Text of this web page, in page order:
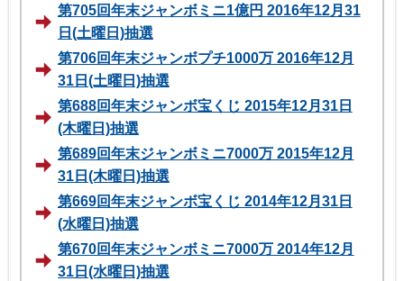
第705回年末ジャンボミニ1億円 2016年12月31
日(土曜日)抽選
第706回年末ジャンボプチ1000万 2016年12月
31日(土曜日)抽選
第688回年末ジャンボ宝くじ 2015年12月31日
(木曜日)抽選
第689回年末ジャンボミニ7000万 2015年12月
31日(木曜日)抽選
第669回年末ジャンボ宝くじ 2014年12月31日
(水曜日)抽選
第670回年末ジャンボミニ7000万 2014年12月
31日(水曜日)抽選